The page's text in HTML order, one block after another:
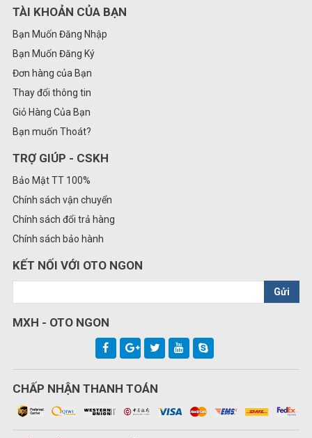
TÀI KHOẢN CỦA BẠN
Bạn Muốn Đăng Nhập
Bạn Muốn Đăng Ký
Đơn hàng của Bạn
Thay đổi thông tin
Giỏ Hàng Của Bạn
Bạn muốn Thoát?
TRỢ GIÚP - CSKH
Bảo Mật TT 100%
Chính sách vận chuyển
Chính sách đổi trả hàng
Chính sách bảo hành
KẾT NỐI VỚI OTO NGON
Gửi
MXH - OTO NGON
CHẤP NHẬN THANH TOÁN